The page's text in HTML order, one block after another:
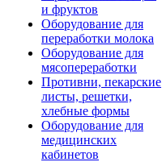
и фруктов
Оборудование для
переработки молока
Оборудование для
мясопереработки
Противни, пекарские
листы, решетки,
хлебные формы
Оборудование для
медицинских
кабинетов